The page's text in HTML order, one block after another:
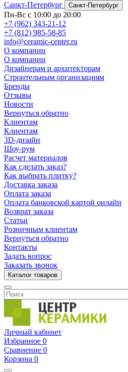
Санкт-Петербург
Санкт-Петербург
Пн-Вс с 10:00 до 20:00
+7 (962) 343-21-12
+7 (812) 985-58-85
info@ceramic-center.ru
О компании
О компании
Дизайнерам и архитекторам
Строительным организациям
Бренды
Отзывы
Новости
Вернуться обратно
Клиентам
Клиентам
3D-дизайн
Шоу-рум
Расчет материалов
Как сделать заказ?
Как выбрать плитку?
Доставка заказа
Оплата заказа
Оплата банковской картой онлайн
Возврат заказа
Статьи
Розничным клиентам
Вернуться обратно
Контакты
Задать вопрос
Заказать звонок
Каталог товаров
Личный кабинет
Избранное 0
Сравнение 0
Корзина 0